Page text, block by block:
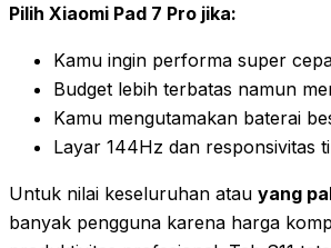
Pilih Xiaomi Pad 7 Pro jika:
Kamu ingin performa super
Budget lebih terbatas namun
Kamu mengutamakan baterai
Layar 144Hz dan responsivitas
Untuk nilai keseluruhan atau yang
banyak pengguna karena harga